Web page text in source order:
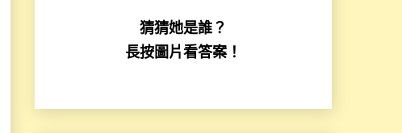
猜猜她是誰？
長按圖片看答案！